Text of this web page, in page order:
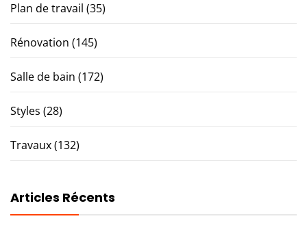
Plan de travail (35)
Rénovation (145)
Salle de bain (172)
Styles (28)
Travaux(132)
Articles Récents